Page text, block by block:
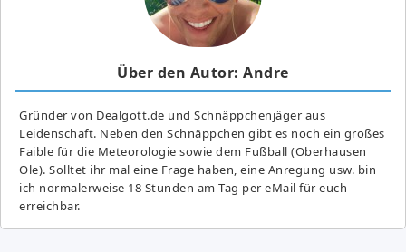
Über den Autor: Andre
Gründer von Dealgott.de und Schnäppchenjäger aus
Leidenschaft. Neben den Schnäppchen gibt es noch ein großes
Fai­ble für die Meteorologie sowie dem Fußball (Oberhausen
Ole). Solltet ihr mal eine Frage haben, eine Anregung usw. bin
ich normalerweise 18 Stunden am Tag per eMail für euch
erreichbar.